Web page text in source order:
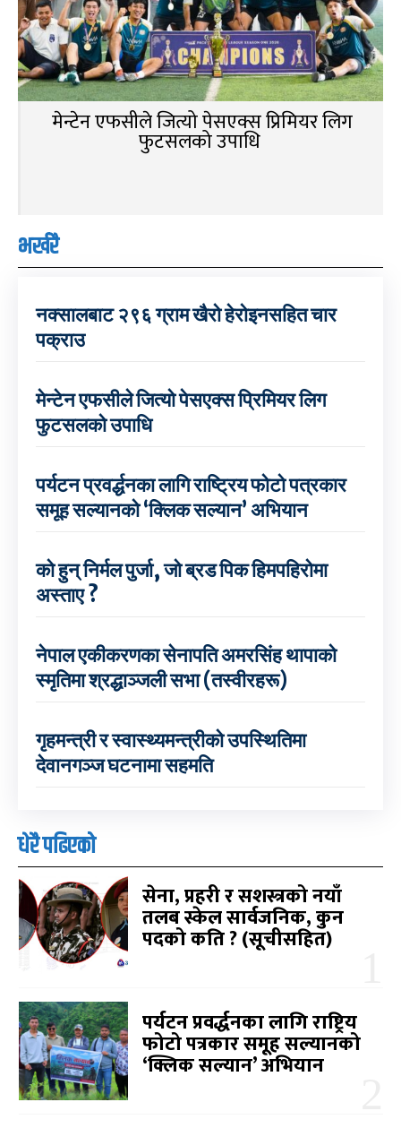
मेन्टेन एफसीले जित्यो पेसएक्स प्रिमियर लिग
फुटसलको उपाधि
भर्खरै
नक्सालबाट २९६ ग्राम खैरो हेरोइनसहित चार
पक्राउ
मेन्टेन एफसीले जित्यो पेसएक्स प्रिमियर लिग
फुटसलको उपाधि
पर्यटन प्रवर्द्धनका लागि राष्ट्रिय फोटो पत्रकार
समूह सल्यानको ‘क्लिक सल्यान’ अभियान
को हुन् निर्मल पुर्जा, जो ब्रड पिक हिमपहिरोमा
अस्ताए ?
नेपाल एकीकरणका सेनापति अमरसिंह थापाको
स्मृतिमा श्रद्धाञ्जली सभा (तस्वीरहरू)
गृहमन्त्री र स्वास्थ्यमन्त्रीको उपस्थितिमा
देवानगञ्ज घटनामा सहमति
धेरै पढिएको
सेना, प्रहरी र सशस्त्रको नयाँ
तलब स्केल सार्वजनिक, कुन
पदको कति ? (सूचीसहित)
पर्यटन प्रवर्द्धनका लागि राष्ट्रिय
फोटो पत्रकार समूह सल्यानको
‘क्लिक सल्यान’ अभियान